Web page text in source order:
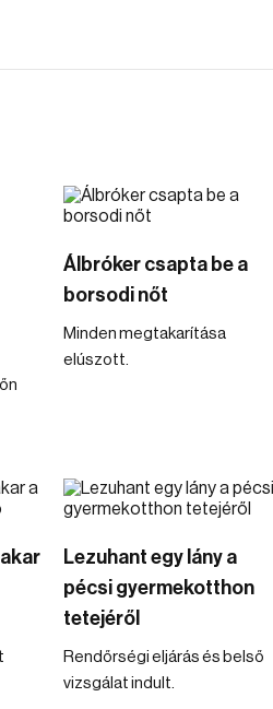
Álbróker csapta be a
borsodi nőt
Minden megtakarítása
elúszott.
Lezuhant egy lány a
pécsi gyermekotthon
tetejéről
Rendőrségi eljárás és belső
vizsgálat indult.